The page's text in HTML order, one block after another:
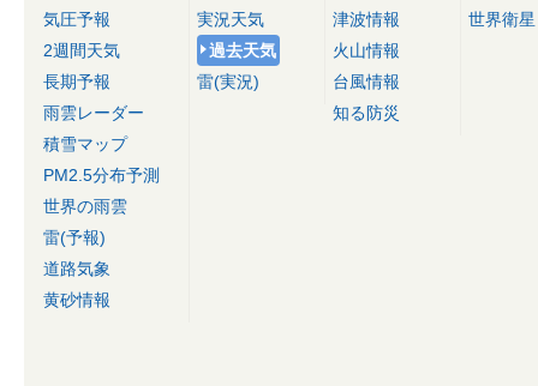
気圧予報
2週間天気
長期予報
雨雲レーダー
積雪マップ
PM2.5分布予測
世界の雨雲
雷(予報)
道路気象
黄砂情報
実況天気
過去天気
雷(実況)
津波情報
火山情報
台風情報
知る防災
世界衛星